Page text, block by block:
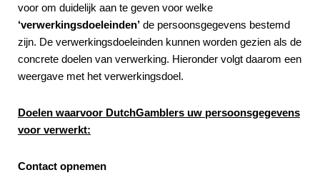
voor om duidelijk aan te geven voor welke
‘verwerkingsdoeleinden’ de persoonsgegevens bestemd
zijn. De verwerkingsdoeleinden kunnen worden gezien als de
concrete doelen van verwerking. Hieronder volgt daarom een
weergave met het verwerkingsdoel.
Doelen waarvoor DutchGamblers uw persoonsgegevens
voor verwerkt:
Contact opnemen